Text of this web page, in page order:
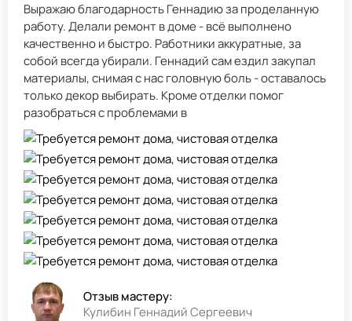
Выражаю благодарность Геннадию за проделанную
работу. Делали ремонт в доме - всё выполнено
качественно и быстро. Работники аккуратные, за
собой всегда убирали. Геннадий сам ездил закупал
материалы, снимая с нас головную боль - оставалось
только декор выбирать. Кроме отделки помог
разобраться с проблемами в
Отзыв мастеру:
Кулибин Геннадий Сергеевич